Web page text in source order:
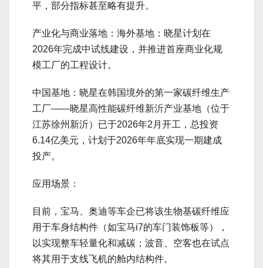
平，部分指标甚至略有提升。
产业化与商业落地：海外基地：晓星计划在
2026年完成中试线建设，并推进首座商业化规
模工厂的工程设计。
中国基地：晓星在韩国境外的第一家碳纤维生产
工厂——晓星高性能碳纤维新沂产业基地（位于
江苏徐州新沂）已于2026年2月开工，总投资
6.14亿美元，计划于2026年年底实现一期建成
投产。
应用场景：
目前，宝马、奥迪等车企已将该生物基碳纤维应
用于车身结构件（如宝马i7的车门装饰板等），
以实现整车轻量化和减碳；波音、空客也在试点
将其用于支线飞机的舱内结构件。